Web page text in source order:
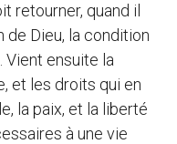
retourner, quand il
de Dieu, la condition
Vient ensuite la
et les droits qui en
la paix, et la liberté
à une vie